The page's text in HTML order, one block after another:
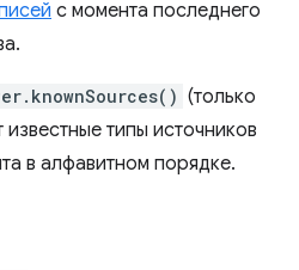
с момента последнего
(только
типы источников
в алфавитном порядке.